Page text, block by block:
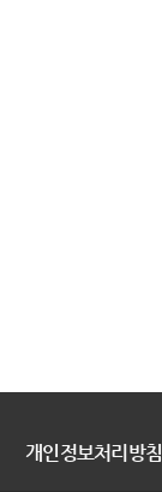
개인정보처리방침